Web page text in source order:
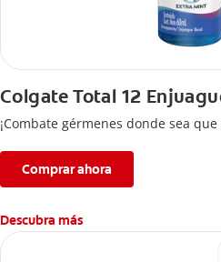
Colgate Total 12
¡Combate gérmenes donde sea
Comprar ahora
Descubra más